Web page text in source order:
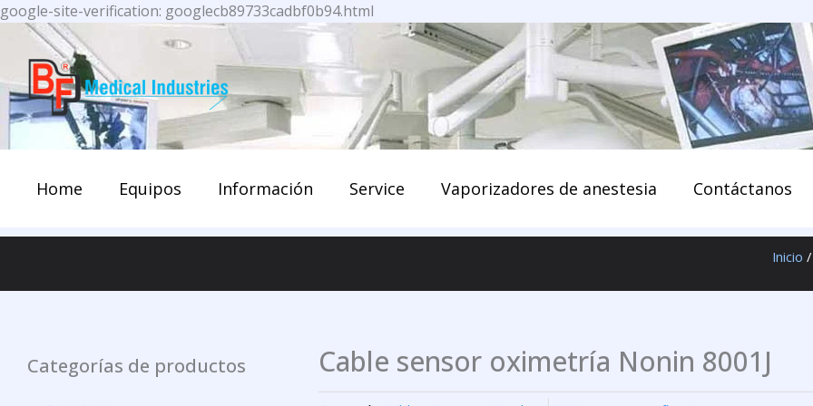
google-site-verification: googlecb89733cadbf0b94.html
contenido
Home Equipos Información Service Vaporizadores de anestesia Contáctanos
Inicio /
Categorías de productos Cable sensor oximetría Nonin 8001J